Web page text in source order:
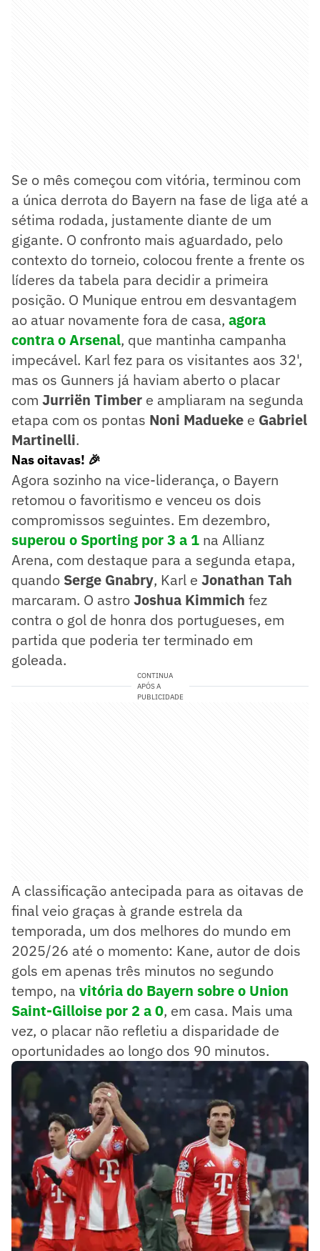
Se o mês começou com vitória, terminou com
a única derrota do Bayern na fase de liga até a
sétima rodada, justamente diante de um
gigante. O confronto mais aguardado, pelo
contexto do torneio, colocou frente a frente os
líderes da tabela para decidir a primeira
posição. O Munique entrou em desvantagem
ao atuar novamente fora de casa, agora
contra o Arsenal, que mantinha campanha
impecável. Karl fez para os visitantes aos 32',
mas os Gunners já haviam aberto o placar
com Jurriën Timber e ampliaram na segunda
etapa com os pontas Noni Madueke e Gabriel
Martinelli.
Nas oitavas! 🎉
Agora sozinho na vice-liderança, o Bayern
retomou o favoritismo e venceu os dois
compromissos seguintes. Em dezembro,
superou o Sporting por 3 a 1 na Allianz
Arena, com destaque para a segunda etapa,
quando Serge Gnabry, Karl e Jonathan Tah
marcaram. O astroJoshua Kimmich fez
contra o gol de honra dos portugueses, em
partida que poderia ter terminado em
goleada.
CONTINUA
APÓS A
PUBLICIDADE
A classificação antecipada para as oitavas de
final veio graças à grande estrela da
temporada, um dos melhores do mundo em
2025/26 até o momento: Kane, autor de dois
gols em apenas três minutos no segundo
tempo, na vitória do Bayern sobre o Union
Saint-Gilloise por 2 a 0, em casa. Mais uma
vez, o placar não refletiu a disparidade de
oportunidades ao longo dos 90 minutos.